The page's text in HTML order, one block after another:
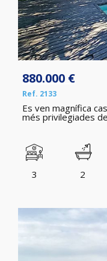
880.000 €
Ref. 2133
Es ven magnífica
més privilegiades
3 2